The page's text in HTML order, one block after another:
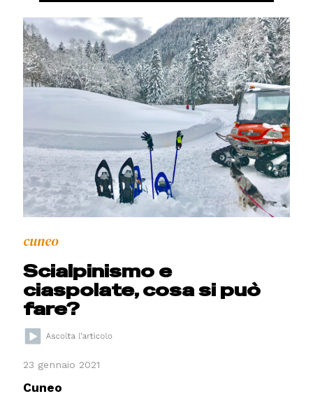
cuneo
Scialpinismo e
ciaspolate, cosa si può
fare?
23 gennaio 2021
Cuneo